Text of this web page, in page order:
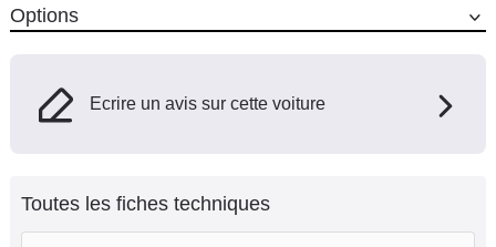
Options
Ecrire un avis sur cette voiture
Toutes les fiches techniques